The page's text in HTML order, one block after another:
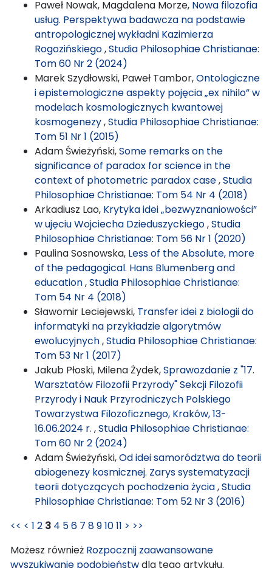
Paweł Nowak, Magdalena Morze, Nowa filozofia
usług. Perspektywa badawcza na podstawie
antropologicznej wykładni Kazimierza
Rogozińskiego,Studia Philosophiae Christianae:
Tom 60 Nr 2 (2024)
Marek Szydłowski, Paweł Tambor,Ontologiczne
i epistemologiczne aspekty pojęcia „ex nihilo” w
modelach kosmologicznych kwantowej
kosmogenezy,Studia Philosophiae Christianae:
Tom 51 Nr 1 (2015)
Adam Świeżyński,Some remarks on the
significance of paradox for science in the
context of photometric paradox case,Studia
Philosophiae Christianae: Tom 54 Nr 4 (2018)
Arkadiusz Lao, Krytyka idei „bezwyznaniowości”
w ujęciu Wojciecha Dzieduszyckiego,Studia
Philosophiae Christianae: Tom 56 Nr 1 (2020)
Paulina Sosnowska, Less of the Absolute, more
of the pedagogical. Hans Blumenberg and
education,Studia Philosophiae Christianae:
Tom 54 Nr 4 (2018)
Sławomir Leciejewski, Transfer idei z biologii do
informatyki na przykładzie algorytmów
ewolucyjnych,Studia Philosophiae Christianae:
Tom 53 Nr 1 (2017)
Jakub Płoski, Milena Żydek,Sprawozdanie z "17.
Warsztatów Filozofii Przyrody" Sekcji Filozofii
Przyrody i Nauk Przyrodniczych Polskiego
Towarzystwa Filozoficznego, Kraków, 13-
16.06.2024 r. ,Studia Philosophiae Christianae:
Tom 60 Nr 2 (2024)
Adam Świeżyński,Od idei samorództwa do teorii
abiogenezy kosmicznej. Zarys systematyzacji
teorii dotyczących pochodzenia życia,Studia
Philosophiae Christianae: Tom 52 Nr 3 (2016)
<< < 1 2 3 4 56 7 891011 > >>
Możesz również Rozpocznij zaawansowane
wyszukiwanie podobieństwdla tego artykułu.